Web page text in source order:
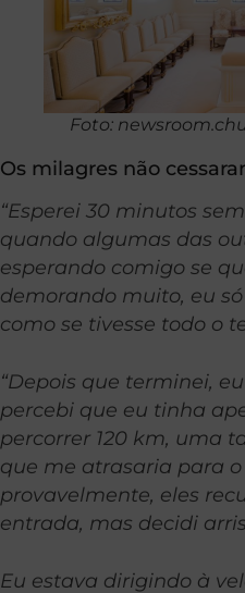
Foto:
Os milagres não
“Esperei 30 minutos
quando algumas das
esperando comigo se
demorando muito, eu
como se tivesse todo o
“Depois que terminei,
percebi que eu tinha
percorrer 120 km, uma
que me atrasaria para o
provavelmente, eles
entrada, mas decidi
Eu estava dirigindo à